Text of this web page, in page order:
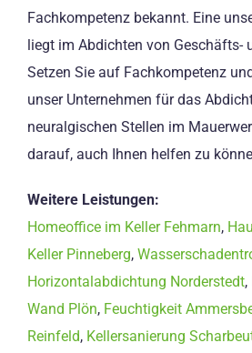
Fachkompetenz bekannt. Eine
liegt im Abdichten von Geschäfts-
Setzen Sie auf Fachkompetenz
unser Unternehmen für das
neuralgischen Stellen im
darauf, auch Ihnen helfen zu
Weitere Leistungen:
Homeoffice im Keller Fehmarn,
Keller Pinneberg,
Horizontalabdichtung Norderstedt,
Wand Plön, Feuchtigkeit
Reinfeld, Kellersanierung